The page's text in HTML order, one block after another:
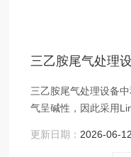
三乙胺尾气处理
三乙胺尾气处理设备
气呈碱性，因此采用
更新日期： 2026-06-12